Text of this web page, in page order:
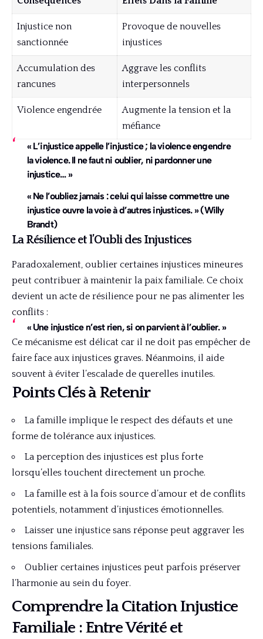
Injustice non
sanctionnée
Provoque de nouvelles
injustices
Accumulation des
rancunes
Aggrave les conflits
interpersonnels
Violence engendrée
Augmente la tension et la
méfiance
« L’injustice appelle l’injustice ; la violence engendre
la violence. Il ne faut ni oublier, ni pardonner une
injustice… »
« Ne l’oubliez jamais : celui qui laisse commettre une
injustice ouvre la voie à d’autres injustices. » (Willy
Brandt)
La Résilience et l’Oubli des Injustices
Paradoxalement, oublier certaines injustices mineures
peut contribuer à maintenir la paix familiale. Ce choix
devient un acte de résilience pour ne pas alimenter les
conflits :
« Une injustice n’est rien, si on parvient à l’oublier. »
Ce mécanisme est délicat car il ne doit pas empêcher de
faire face aux injustices graves. Néanmoins, il aide
souvent à éviter l’escalade de querelles inutiles.
Points Clés à Retenir
La famille implique le respect des défauts et une
forme de tolérance aux injustices.
La perception des injustices est plus forte
lorsqu’elles touchent directement un proche.
La famille est à la fois source d’amour et de conflits
potentiels, notamment d’injustices émotionnelles.
Laisser une injustice sans réponse peut aggraver les
tensions familiales.
Oublier certaines injustices peut parfois préserver
l’harmonie au sein du foyer.
Comprendre la Citation Injustice
Familiale : Entre Vérité et